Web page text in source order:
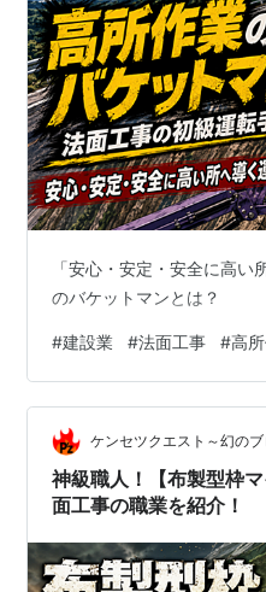
「安心・安定・安全に高
のバケットマンとは？
#建設業 #法面工事 #高
ケンセツクエスト～幻のブ
神級職人！【布製型枠
面工事の職業を紹介！